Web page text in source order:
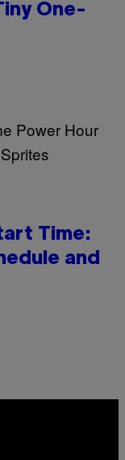
One-
Time:
and